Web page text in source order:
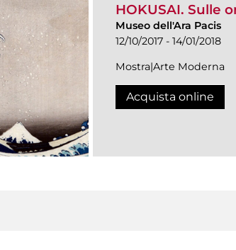
HOKUSAI. Sulle
Museo dell'Ara Pacis
12/10/2017 - 14/01/2018
Mostra|Arte Moderna
Acquista online